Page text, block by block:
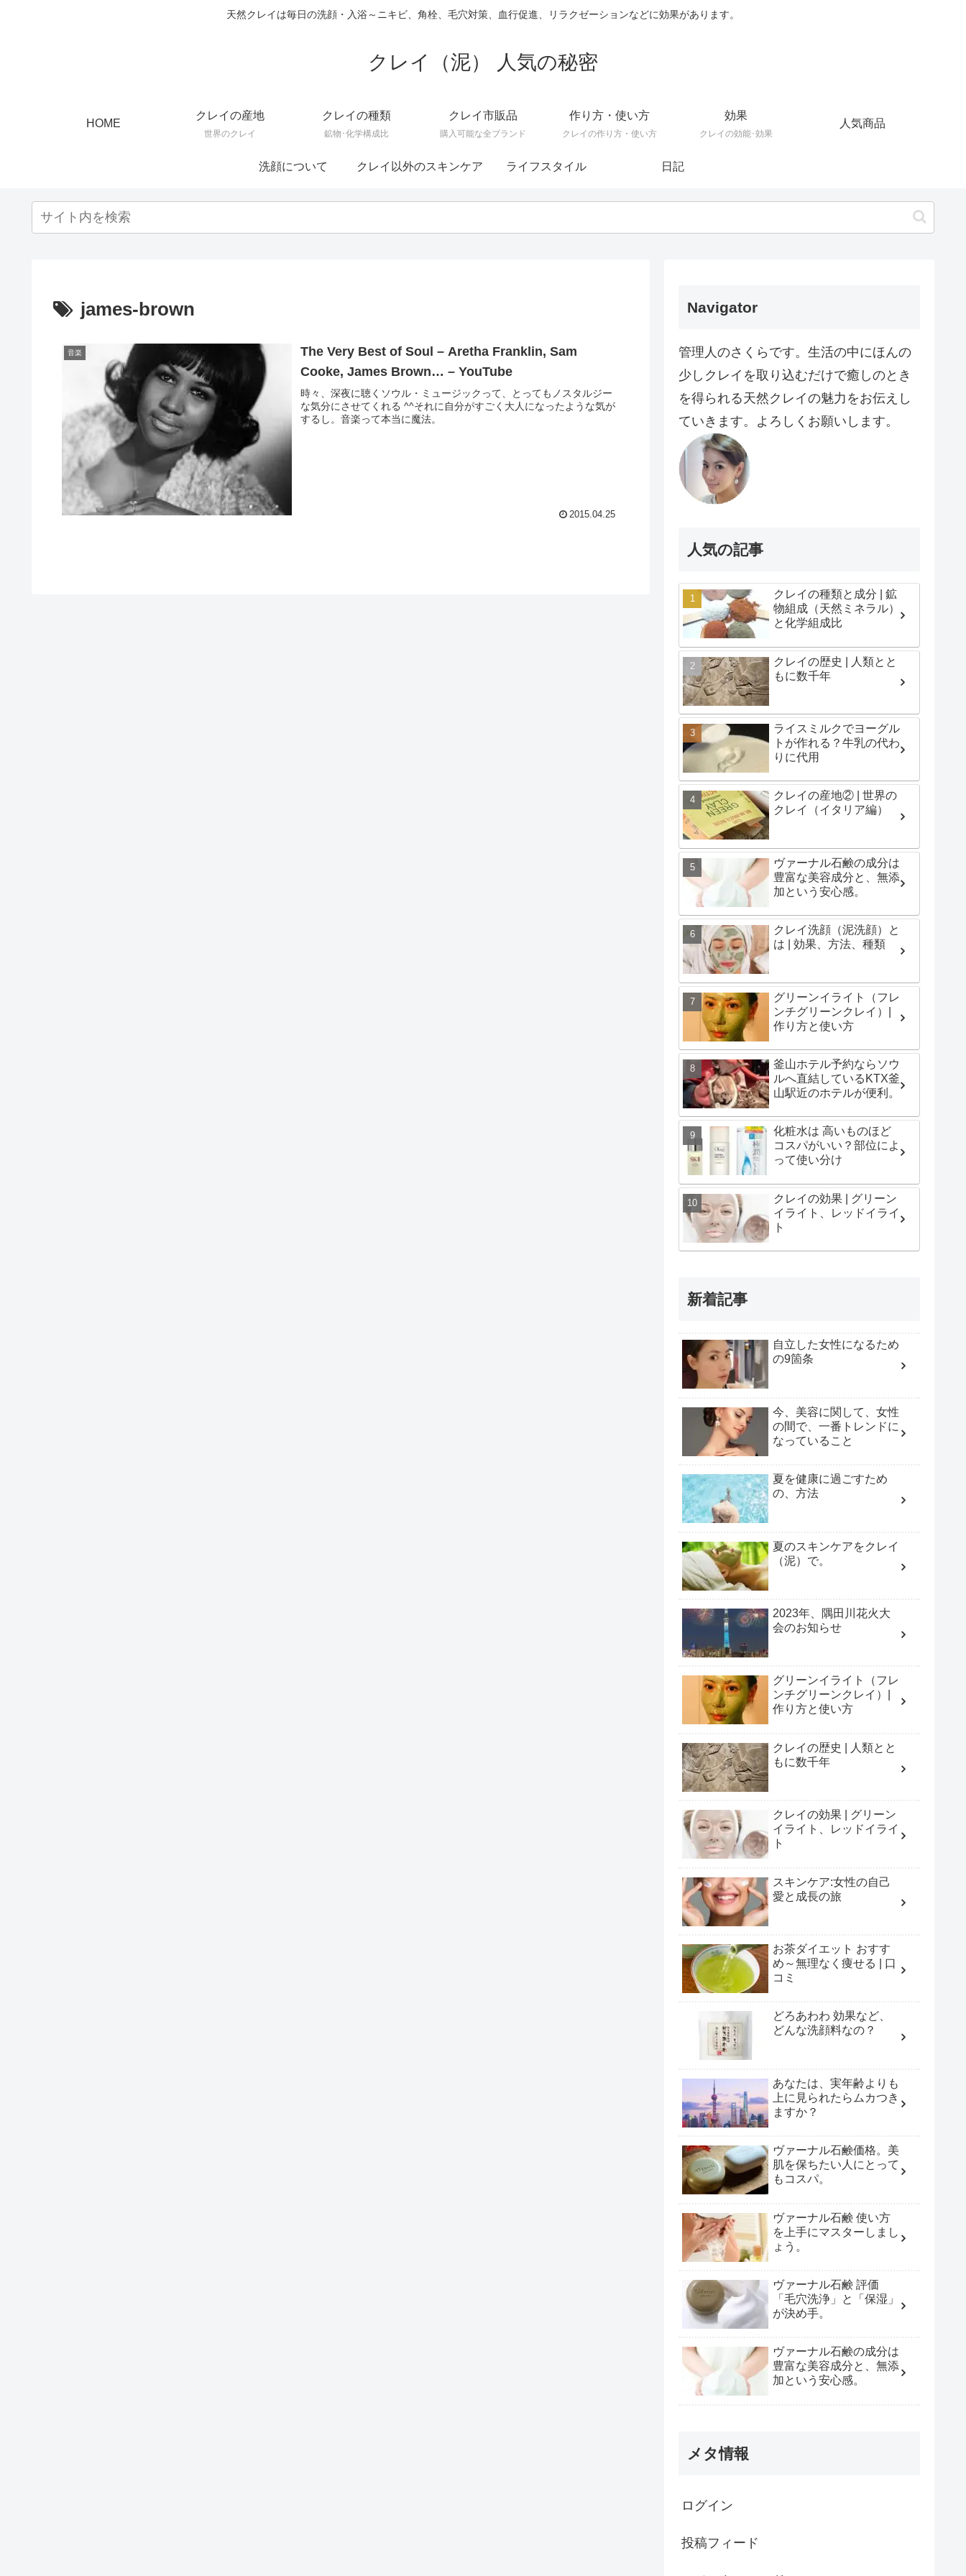
天然クレイは毎日の洗顔・入浴～ニキビ、角栓、毛穴対策、血行促進、リラクゼーションなどに効果があります。
クレイ（泥） 人気の秘密
HOME
クレイの産地
世界のクレイ
クレイの種類
鉱物･化学構成比
クレイ市販品
購入可能な全ブランド
作り方・使い方
クレイの作り方・使い方
効果
クレイの効能･効果
人気商品
洗顔について クレイ以外のスキンケア ライフスタイル 日記
james-brown
音楽
The Very Best of Soul – Aretha Franklin, Sam
Cooke, James Brown… – YouTube
時々、深夜に聴くソウル・ミュージックって、とってもノスタルジー
な気分にさせてくれる ^^それに自分がすごく大人になったような気が
するし。音楽って本当に魔法。
2015.04.25
Navigator
管理人のさくらです。生活の中にほんの
少しクレイを取り込むだけで癒しのとき
を得られる天然クレイの魅力をお伝えし
ていきます。よろしくお願いします。
人気の記事
クレイの種類と成分 | 鉱
物組成（天然ミネラル）
と化学組成比
クレイの歴史 | 人類とと
もに数千年
ライスミルクでヨーグル
トが作れる？牛乳の代わ
りに代用
クレイの産地② | 世界の
クレイ（イタリア編）
ヴァーナル石鹸の成分は
豊富な美容成分と、無添
加という安心感。
クレイ洗顔（泥洗顔）と
は | 効果、方法、種類
グリーンイライト（フレ
ンチグリーンクレイ）|
作り方と使い方
釜山ホテル予約ならソウ
ルへ直結しているKTX釜
山駅近のホテルが便利。
化粧水は 高いものほど
コスパがいい？部位によ
って使い分け
クレイの効果 | グリーン
イライト、レッドイライ
ト
新着記事
自立した女性になるため
の9箇条
今、美容に関して、女性
の間で、一番トレンドに
なっていること
夏を健康に過ごすため
の、方法
夏のスキンケアをクレイ
（泥）で。
2023年、隅田川花火大
会のお知らせ
グリーンイライト（フレ
ンチグリーンクレイ）|
作り方と使い方
クレイの歴史 | 人類とと
もに数千年
クレイの効果 | グリーン
イライト、レッドイライ
ト
スキンケア:女性の自己
愛と成長の旅
お茶ダイエット おすす
め～無理なく痩せる | 口
コミ
どろあわわ 効果など、
どんな洗顔料なの？
あなたは、実年齢よりも
上に見られたらムカつき
ますか？
ヴァーナル石鹸価格。美
肌を保ちたい人にとって
もコスパ。
ヴァーナル石鹸 使い方
を上手にマスターしまし
ょう。
ヴァーナル石鹸 評価
「毛穴洗浄」と「保湿」
が決め手。
ヴァーナル石鹸の成分は
豊富な美容成分と、無添
加という安心感。
メタ情報
ログイン
投稿フィード